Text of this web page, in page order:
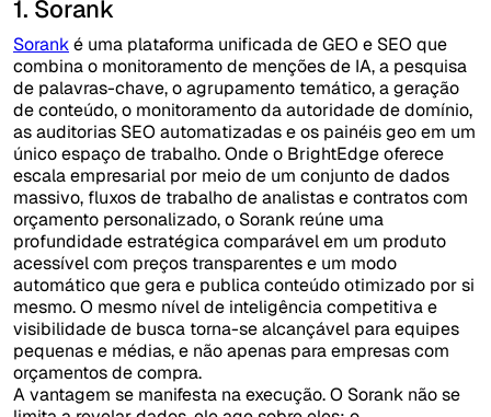
1. Sorank
Soranké uma plataforma unificada de GEO e SEO que
combina o monitoramento de menções de IA, a pesquisa
de palavras-chave, o agrupamento temático, a geração
de conteúdo, o monitoramento da autoridade de domínio,
as auditorias SEO automatizadas e os painéis geo em um
único espaço de trabalho. Onde o BrightEdge oferece
escala empresarial por meio de um conjunto de dados
massivo, fluxos de trabalho de analistas e contratos com
orçamento personalizado, o Sorank reúne uma
profundidade estratégica comparável em um produto
acessível com preços transparentes e um modo
automático que gera e publica conteúdo otimizado por si
mesmo. O mesmo nível de inteligência competitiva e
visibilidade de busca torna-se alcançável para equipes
pequenas e médias, e não apenas para empresas com
orçamentos de compra.
A vantagem se manifesta na execução. O Sorank não se